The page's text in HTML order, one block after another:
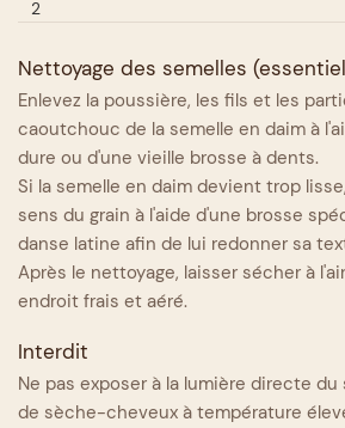
Nettoyage des semelles
Enlevez la poussière, les fils et les
caoutchouc de la semelle en daim à
dure ou d'une vieille brosse à dents.
Si la semelle en daim devient trop
sens du grain à l'aide d'une brosse
danse latine afin de lui redonner sa
Après le nettoyage, laisser sécher à
endroit frais et aéré.
Interdit
Ne pas exposer à la lumière directe
de sèche-cheveux à température